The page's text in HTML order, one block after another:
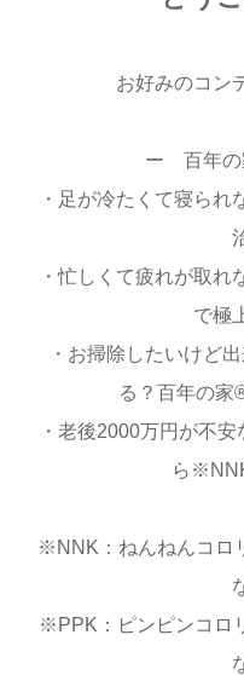
お好みのコン
ー 百年
・足が冷たくて寝ら
・忙しくて疲れが取れ
で極
・お掃除したいけど
る？百年の家
・老後2000万円が不
ら
※NNK：ねんねんコロ
※PPK：ピンピンコロ